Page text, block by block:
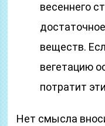
весеннего
веществ.
вегетацию
потратит
Нет смысла